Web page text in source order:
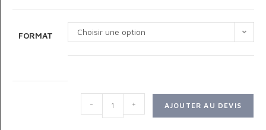
FORMAT Choisir une option
- + AJOUTER AU DEVIS